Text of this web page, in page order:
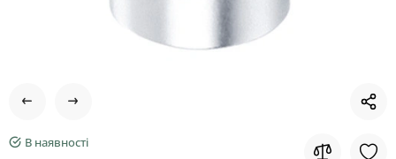
В наявності